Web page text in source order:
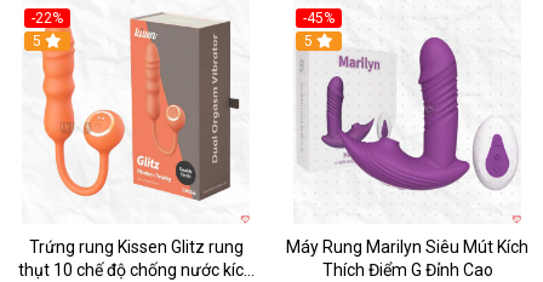
-22%
Hot
5
Trứng rung Kissen Glitz rung
thụt 10 chế độ chống nước kích
-45%
Hot
5
Máy Rung Marilyn Siêu Mút Kích
Thích Điểm G Đỉnh Cao